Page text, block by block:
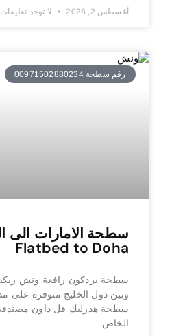
أغسطس 2, 2026 لا توجد تعليقات
رقم سطحة 00971502880234
Flatbed to Doha
سطحة بردكون رافعة ونش
وبين دول الخليج متوفرة على
سطحة هدرليك فل داون
الخاص